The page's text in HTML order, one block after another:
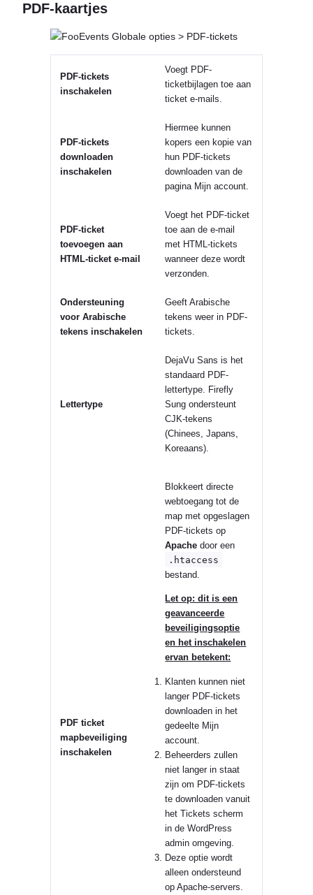
PDF-kaartjes
PDF-tickets
inschakelen
Voegt PDF-
ticketbijlagen toe aan
ticket e-mails.
PDF-tickets
downloaden
inschakelen
Hiermee kunnen
kopers een kopie van
hun PDF-tickets
downloaden van de
pagina Mijn account.
PDF-ticket
toevoegen aan
HTML-ticket e-mail
Voegt het PDF-ticket
toe aan de e-mail
met HTML-tickets
wanneer deze wordt
verzonden.
Ondersteuning
voor Arabische
tekens inschakelen
Geeft Arabische
tekens weer in PDF-
tickets.
Lettertype
DejaVu Sans is het
standaard PDF-
lettertype. Firefly
Sung ondersteunt
CJK-tekens
(Chinees, Japans,
Koreaans).
PDF ticket
mapbeveiliging
inschakelen
Blokkeert directe
webtoegang tot de
map met opgeslagen
PDF-tickets op
Apache door een
.htaccess
bestand.
Let op: dit is een
geavanceerde
beveiligingsoptie
en het inschakelen
ervan betekent:
Klanten kunnen niet
langer PDF-tickets
downloaden in het
gedeelte Mijn
account.
Beheerders zullen
niet langer in staat
zijn om PDF-tickets
te downloaden vanuit
het Tickets scherm
in de WordPress
admin omgeving.
Deze optie wordt
alleen ondersteund
op Apache-servers.